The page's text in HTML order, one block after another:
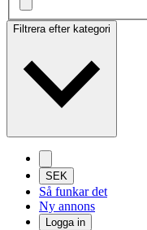
Filtrera efter kategori
SEK
Så funkar det
Ny annons
Logga in